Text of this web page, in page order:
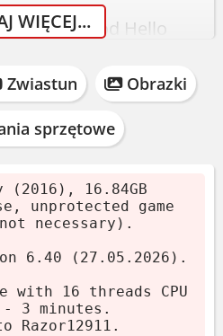
2016 roku od Hello
wersja 6.40 od
to 16.84 GB,
17 GB. Zawiera
z linku.
7-Zip lub
obraz płyty.
- crack dodawany
WIĘCEJ...
Zwiastun Obrazki
sprzętowe
(2016), 16.84GB
unprotected game
necessary).
6.40 (27.05.2026).
16 threads CPU
- 3 minutes.
Razor12911.